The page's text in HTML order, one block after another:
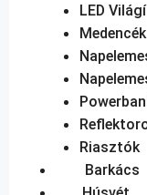
LED
Riasztók
Barkács